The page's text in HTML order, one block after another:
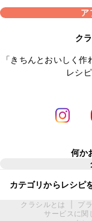
ア
ク
「きちんとおいしく
レシ
何か
カテゴリからレシピ
クラシルとは プ
サービスに関